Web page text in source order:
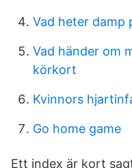
Vad heter damp
Vad händer om
körkort
Kvinnors
Go home game
Ett index är kort